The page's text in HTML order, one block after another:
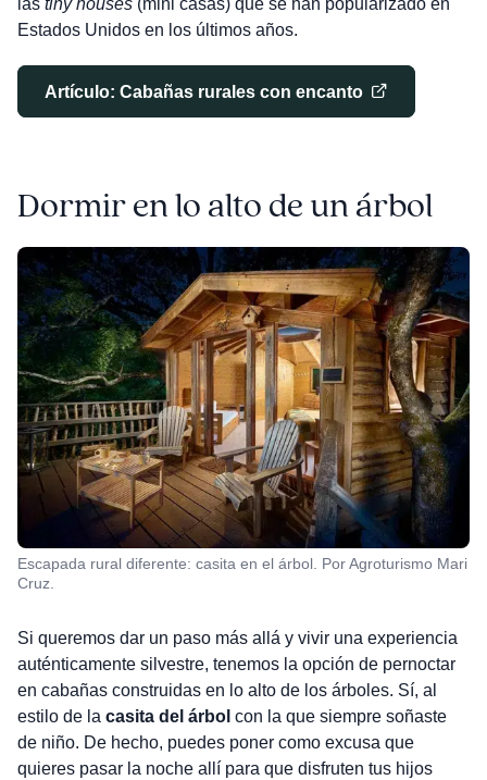
Estados Unidos en los últimos años.
Artículo: Cabañas rurales con encanto
Dormir en lo alto de un árbol
Escapada rural diferente: casita en el árbol. Por Agroturismo Mari
Cruz.
Si queremos dar un paso más allá y vivir una experiencia
auténticamente silvestre, tenemos la opción de pernoctar
en cabañas construidas en lo alto de los árboles. Sí, al
estilo de la casita del árbol con la que siempre soñaste
de niño. De hecho, puedes poner como excusa que
quieres pasar la noche allí para que disfruten tus hijos